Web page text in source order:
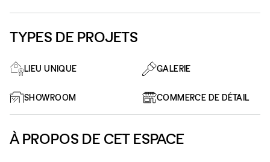
TYPES DE PROJETS
LIEU UNIQUE GALERIE
SHOWROOM COMMERCE DE DÉTAIL
À PROPOS DE CET ESPACE